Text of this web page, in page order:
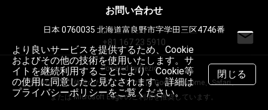
お問い合わせ
日本 0760035 北海道富良野市字学田三区4746番
+81 167 23 5910
Powered by Rezio
快適なウェブ体験のため、ブラウザは Google Chrome、Safari、
または Microsoft Edge のご利用を推奨しています。
より良いサービスを提供するため、Cookie
およびその他の技術を使用いたします。サ
イトを継続利用することにより、Cookie等
の使用に同意したと見なされます。詳細は
プライバシーポリシーをご覧ください。
閉じる